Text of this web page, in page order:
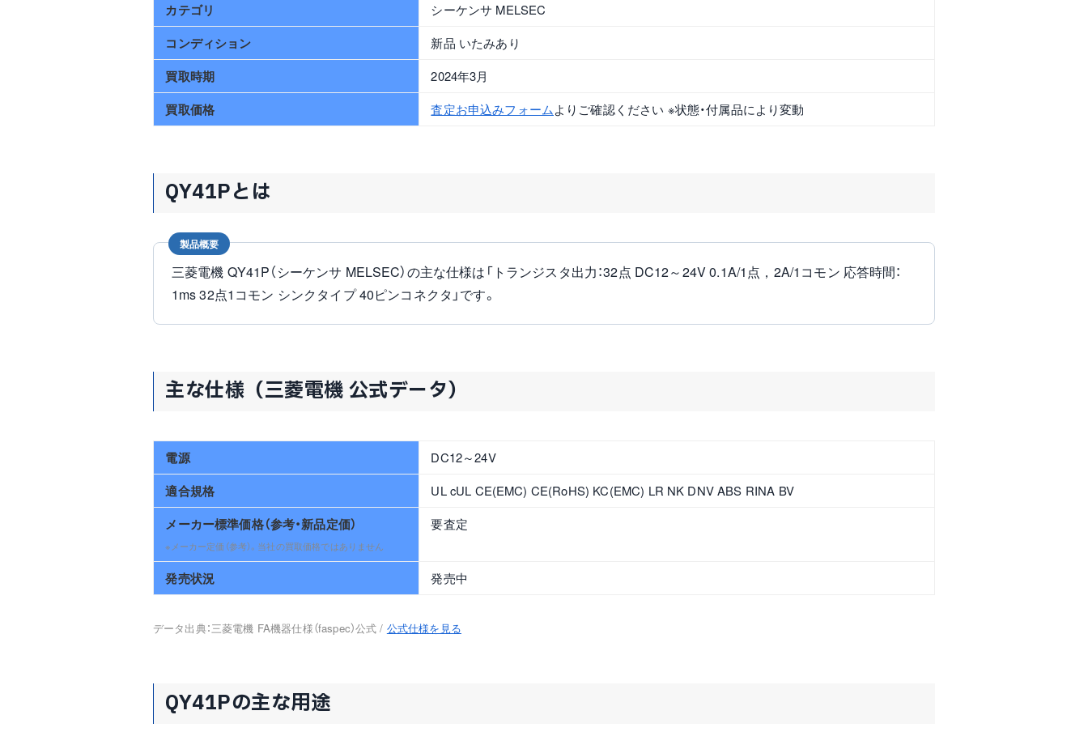
カテゴリ シーケンサ MELSEC
コンディション 新品 いたみあり
買取時期 2024年3月
買取価格 査定お申込みフォームよりご確認ください ※状態・付属品により変動
QY41Pとは
製品概要
三菱電機 QY41P（シーケンサ MELSEC）の主な仕様は「トランジスタ出力：32点 DC12～24V 0.1A/1点，2A/1コモン 応答時間：
1ms 32点1コモン シンクタイプ 40ピンコネクタ」です。
主な仕様（三菱電機 公式データ）
電源 DC12～24V
適合規格 UL cUL CE(EMC) CE(RoHS) KC(EMC) LR NK DNV ABS RINA BV
メーカー標準価格（参考・新品定価）
※メーカー定価（参考）。当社の買取価格ではありません
要査定
発売状況 発売中
データ出典：三菱電機 FA機器仕様（faspec）公式 / 公式仕様を見る
QY41Pの主な用途